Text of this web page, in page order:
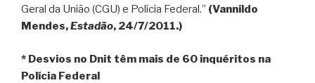
Geral da União (CGU) e Polícia Federal.” (Vannildo
Mendes,Estadão, 24/7/2011.)
* Desvios no Dnit têm mais de 60 inquéritos na
Polícia Federal